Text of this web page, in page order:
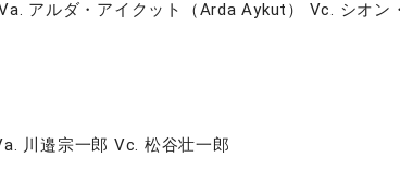
アルダ・アイクット（Arda Aykut） Vc. シオン
川邉宗一郎 Vc. 松谷壮一郎